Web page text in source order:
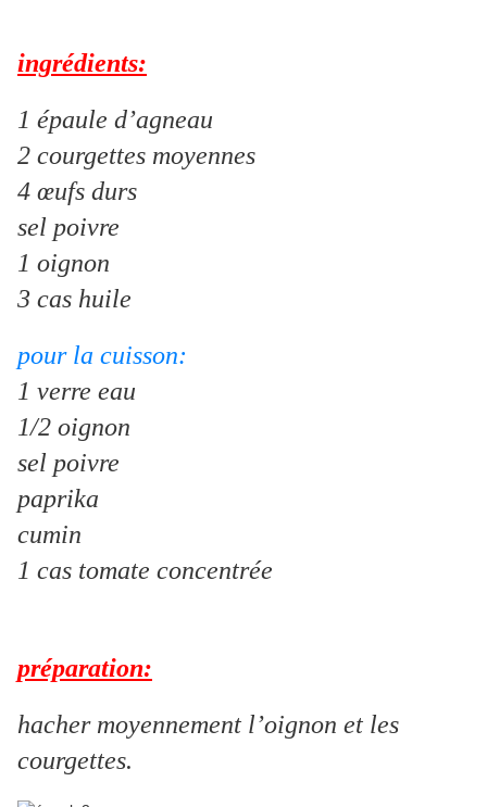
ingrédients:
1 épaule d’agneau
2 courgettes moyennes
4 œufs durs
sel poivre
1 oignon
3 cas huile
pour la cuisson:
1 verre eau
1/2 oignon
sel poivre
paprika
cumin
1 cas tomate concentrée
préparation:
hacher moyennement l’oignon et les
courgettes.